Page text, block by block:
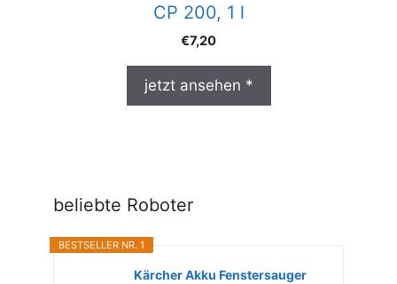
CP 200, 1 l
€7,20
jetzt ansehen *
beliebte Roboter
BESTSELLER NR. 1
Kärcher Akku Fenstersauger